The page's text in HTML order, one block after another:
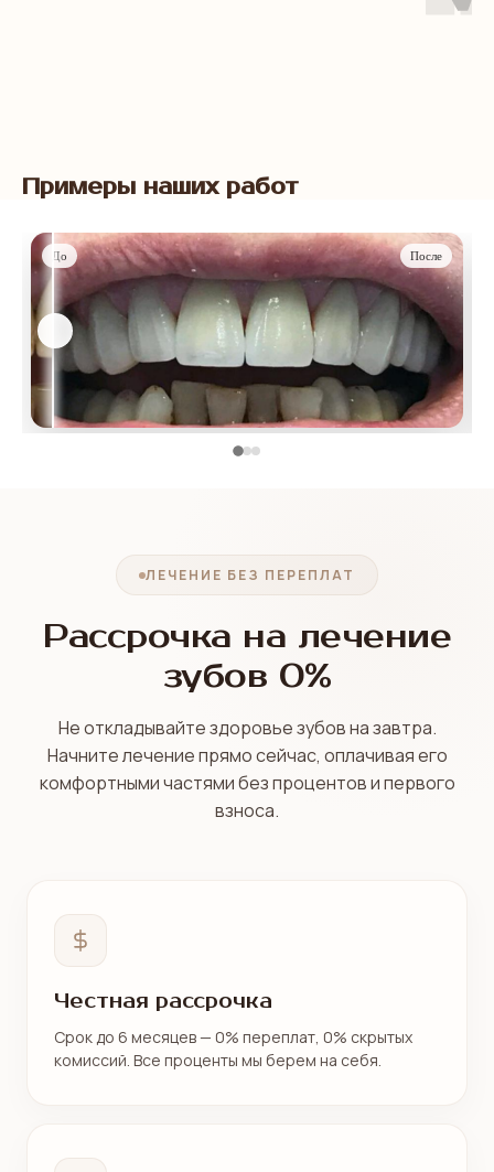
Примеры наших работ
До После
ЛЕЧЕНИЕ БЕЗ ПЕРЕПЛАТ
Рассрочка на лечение
зубов 0%
Не откладывайте здоровье зубов на завтра.
Начните лечение прямо сейчас, оплачивая его
комфортными частями без процентов и первого
взноса.
Честная рассрочка
Срок до 6 месяцев — 0% переплат, 0% скрытых
комиссий. Все проценты мы берем на себя.